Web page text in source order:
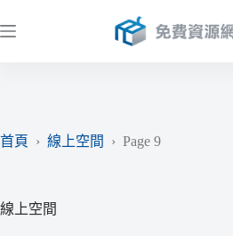
至
首頁
› 線上空間 › Page 9
線上空間